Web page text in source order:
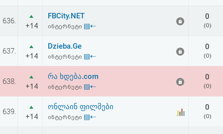
636.
+14
FBCity.NET
ინტერნეტი ▤⇠
0
(0)
637.
+14
Dzieba.Ge
ინტერნეტი ▤⇠
0
(0)
638.
+14
რა ხდება.com
ინტერნეტი ▤⇠
0
(0)
639.
+14
ონლაინ ფილმები
ინტერნეტი ▤⇠
0
(0)